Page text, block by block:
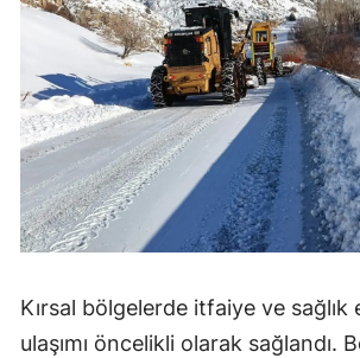
Kırsal bölgelerde itfaiye ve sağlık
ulaşımı öncelikli olarak sağlandı.